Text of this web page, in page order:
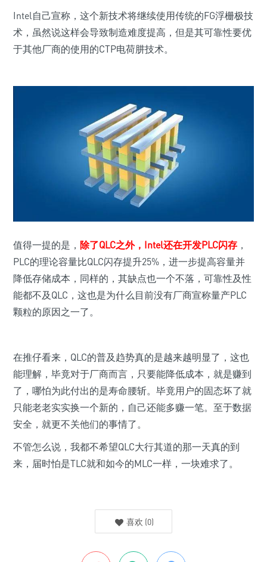
Intel自己宣称，这个新技术将继续使用传统的FG浮栅极技
术，虽然说这样会导致制造难度提高，但是其可靠性要优
于其他厂商的使用的CTP电荷肼技术。
值得一提的是， 除了QLC之外，Intel还在开发PLC闪存 ，
PLC的理论容量比QLC闪存提升25%，进一步提高容量并
降低存储成本，同样的，其缺点也一个不落，可靠性及性
能都不及QLC，这也是为什么目前没有厂商宣称量产PLC
颗粒的原因之一了。
在推仔看来，QLC的普及趋势真的是越来越明显了，这也
能理解，毕竟对于厂商而言，只要能降低成本，就是赚到
了，哪怕为此付出的是寿命腰斩。毕竟用户的固态坏了就
只能老老实实换一个新的，自己还能多赚一笔。至于数据
安全，就更不关他们的事情了。
不管怎么说，我都不希望QLC大行其道的那一天真的到
来，届时怕是TLC就和如今的MLC一样，一块难求了。
喜欢 (0)